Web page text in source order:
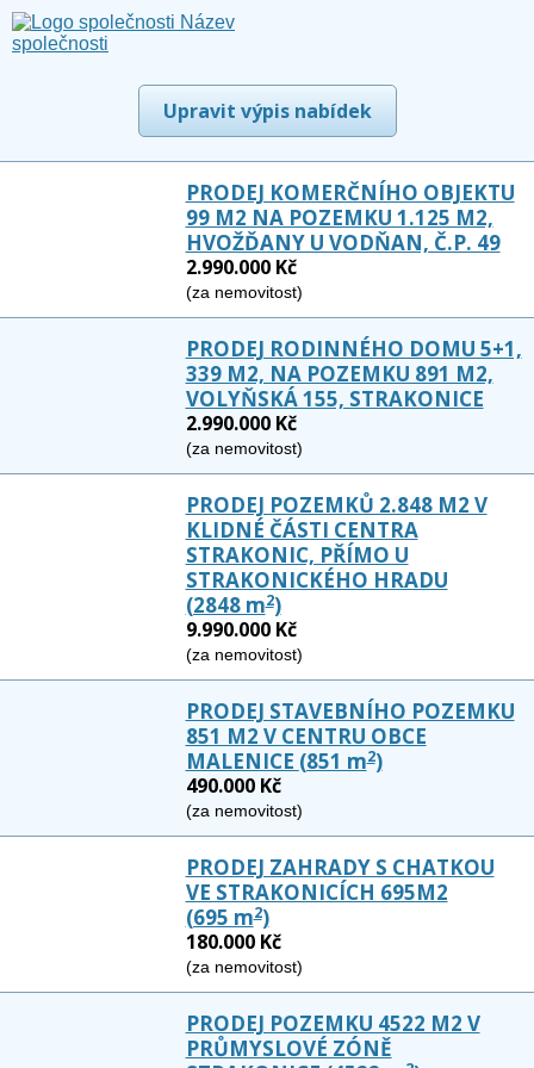
Upravit výpis nabídek
PRODEJ KOMERČNÍHO OBJEKTU
99 M2 NA POZEMKU 1.125 M2,
HVOŽĎANY U VODŇAN, Č.P. 49
2.990.000 Kč
(za nemovitost)
PRODEJ RODINNÉHO DOMU 5+1,
339 M2, NA POZEMKU 891 M2,
VOLYŇSKÁ 155, STRAKONICE
2.990.000 Kč
(za nemovitost)
PRODEJ POZEMKŮ 2.848 M2 V
KLIDNÉ ČÁSTI CENTRA
STRAKONIC, PŘÍMO U
STRAKONICKÉHO HRADU
(2848 m2)
9.990.000 Kč
(za nemovitost)
PRODEJ STAVEBNÍHO POZEMKU
851 M2 V CENTRU OBCE
MALENICE (851 m2)
490.000 Kč
(za nemovitost)
PRODEJ ZAHRADY S CHATKOU
VE STRAKONICÍCH 695M2
(695 m2)
180.000 Kč
(za nemovitost)
PRODEJ POZEMKU 4522 M2 V
PRŮMYSLOVÉ ZÓNĚ